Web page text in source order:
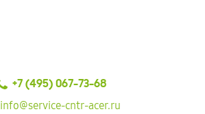
+7 (495) 067-73-68
info@service-cntr-acer.ru